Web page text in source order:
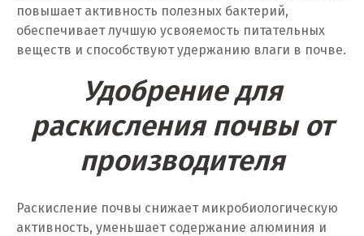
Оренбург
Орехово-Зуево
Павловский Посад
Первоуральск
повышает активность полезных бактерий,
обеспечивает лучшую усвояемость питательных
веществ и способствуют удержанию влаги в почве.
Удобрение для
раскисления почвы от
производителя
Раскисление почвы снижает микробиологическую
активность, уменьшает содержание алюминия и